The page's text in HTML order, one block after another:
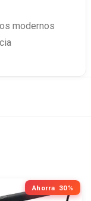
modernos
Ahorra 30%